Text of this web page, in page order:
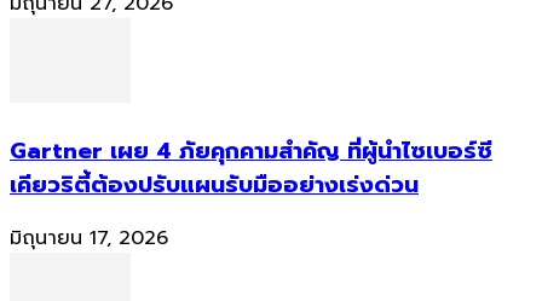
Gartner เผย 4 ภัยคุกคามสำคัญ ที่ผู้นำไซเบอร์ซี
เคียวริตี้ต้องปรับแผนรับมืออย่างเร่งด่วน
มิถุนายน 17, 2026